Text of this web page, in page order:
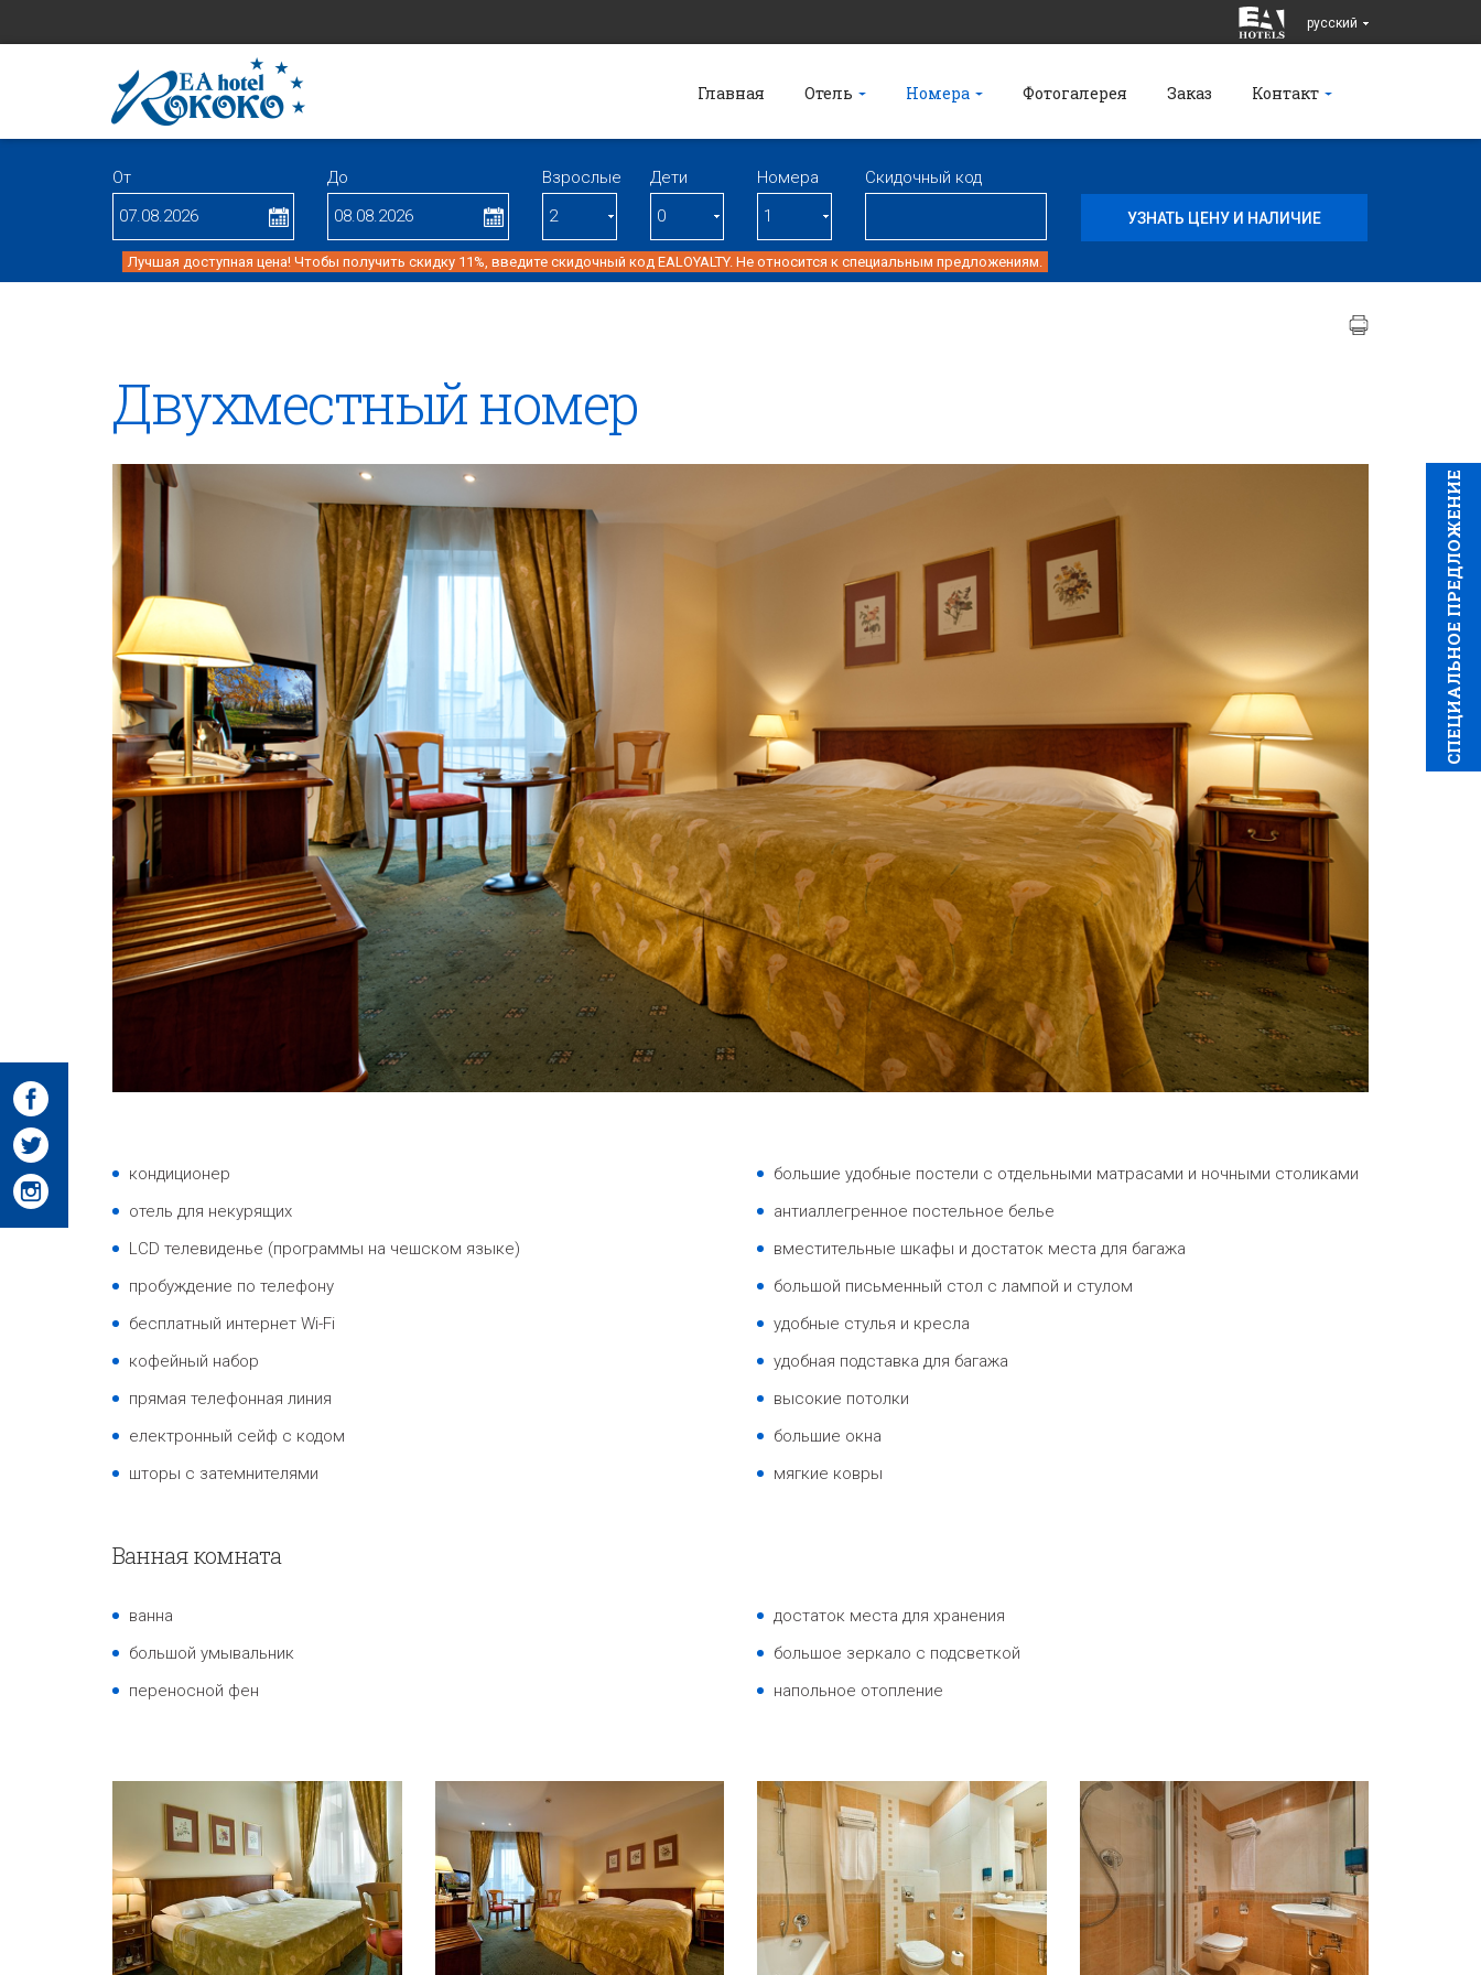
pусский
Главная Отель Номера Фотогалерея Заказ Контакт
От До Взрослые Дети Номерa Скидочный код
Лучшая доступная цена! Чтобы получить скидку 11%, введите скидочный код EALOYALTY. Не относится к специальным предложениям.
CПЕЦИAЛЬНОЕ ПРЕДЛОЖЕНИЕ
Двухместный номер
кондиционер
отель для некурящих
LCD телевиденье (программы на чешском языке)
пробуждение по телефону
бесплатный интернет Wi-Fi
кофейный набор
прямая телефонная линия
електронный сейф с кодом
шторы с затемнителями
большие удобные постели с отдельными матрасами и ночными столиками
антиаллегренное постельное белье
вместительные шкафы и достаток места для багажа
большой письменный стол с лампой и стулом
удобные стулья и кресла
удобная подставка для багажа
высокие потолки
большие окна
мягкие ковры
Ванная комната
ванна
большой умывальник
переносной фен
достаток места для хранения
большое зеркало с подсветкой
напольное отопление